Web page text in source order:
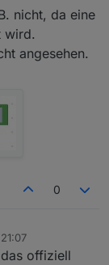
nicht, da eine
wird.
angesehen.
0
offiziell